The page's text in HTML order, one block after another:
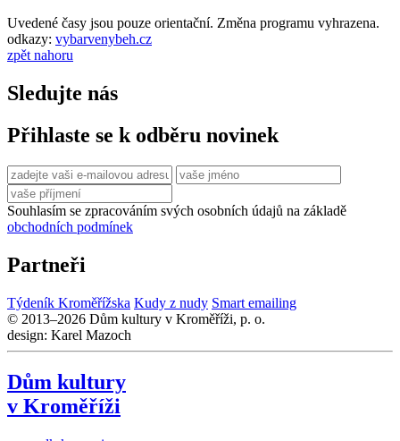
Uvedené časy jsou pouze orientační. Změna programu vyhrazena.
odkazy: vybarvenybeh.cz
zpět nahoru
Sledujte nás
Přihlaste se k odběru novinek
Souhlasím se zpracováním svých osobních údajů na základě
obchodních podmínek
Partneři
Týdeník Kroměřížska Kudy z nudy Smart emailing
© 2013–2026 Dům kultury v Kroměříži, p. o.
design: Karel Mazoch
Dům kultury
v Kroměříži